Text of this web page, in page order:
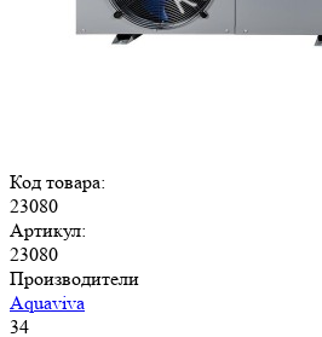
Код товара:
23080
Артикул:
23080
Производители
Aquaviva
34